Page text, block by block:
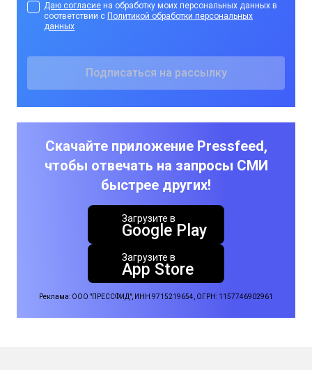
Даю согласие на обработку моих персональных данных в
соответствии с Политикой обработки персональных
данных
Скачайте приложение Pressfeed,
чтобы отвечать на запросы СМИ
быстрее других!
Загрузите в
Google Play
Загрузите в
App Store
Реклама: ООО "ПРЕССФИД", ИНН 9715219654, ОГРН: 1157746902961